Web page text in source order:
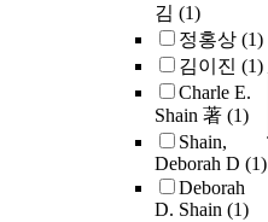
김 (1)
정홍상 (1)
김이진 (1)
Charle E.
Shain 著 (1)
Shain,
Deborah D (1)
Deborah
D. Shain (1)